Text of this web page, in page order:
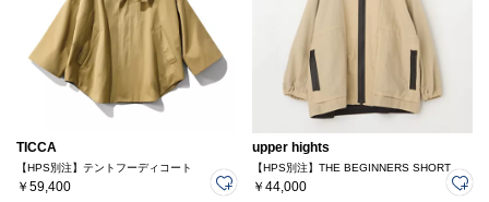
TICCA
【HPS別注】テントフーディコート
￥59,400
upper hights
【HPS別注】THE BEGINNERS SHORT
￥44,000